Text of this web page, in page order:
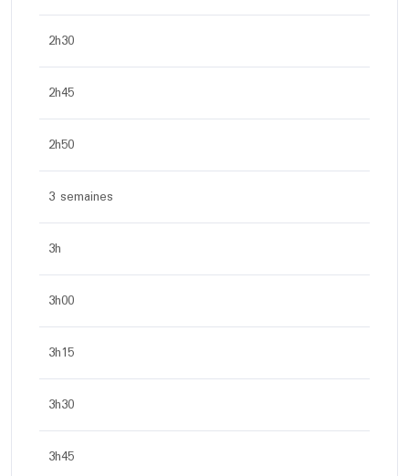
2h30
2h45
2h50
3 semaines
3h
3h00
3h15
3h30
3h45